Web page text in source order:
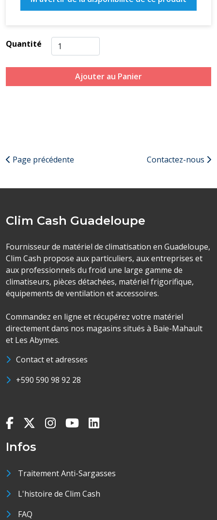
Quantité
Ajouter au Panier
Page précédente Contactez-nous
Clim Cash Guadeloupe
Fournisseur de matériel de climatisation en Guadeloupe,
Clim Cash propose aux particuliers, aux entreprises et
aux professionnels du froid une large gamme de
climatiseurs, pièces détachées, matériel frigorifique,
équipements de ventilation et accessoires.
Commandez en ligne et récupérez votre matériel
directement dans nos magasins situés à Baie-Mahault
et Les Abymes.
Contact et adresses
+590 590 98 92 28
Infos
Traitement Anti-Sargasses
L'histoire de Clim Cash
FAQ